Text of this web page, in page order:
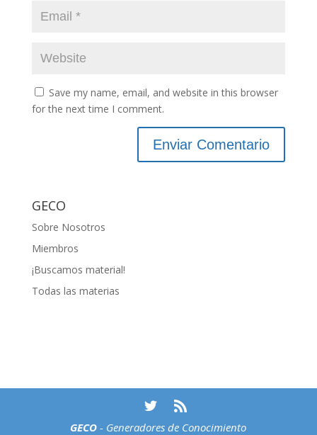
Save my name, email, and website in this browser
for the next time I comment.
GECO
Sobre Nosotros
Miembros
¡Buscamos material!
Todas las materias
GECO - Generadores de Conocimiento